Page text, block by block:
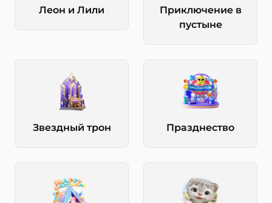
Леон и Лили
Приключение в
пустыне
Звездный трон Празднество